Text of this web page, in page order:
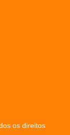
os direitos